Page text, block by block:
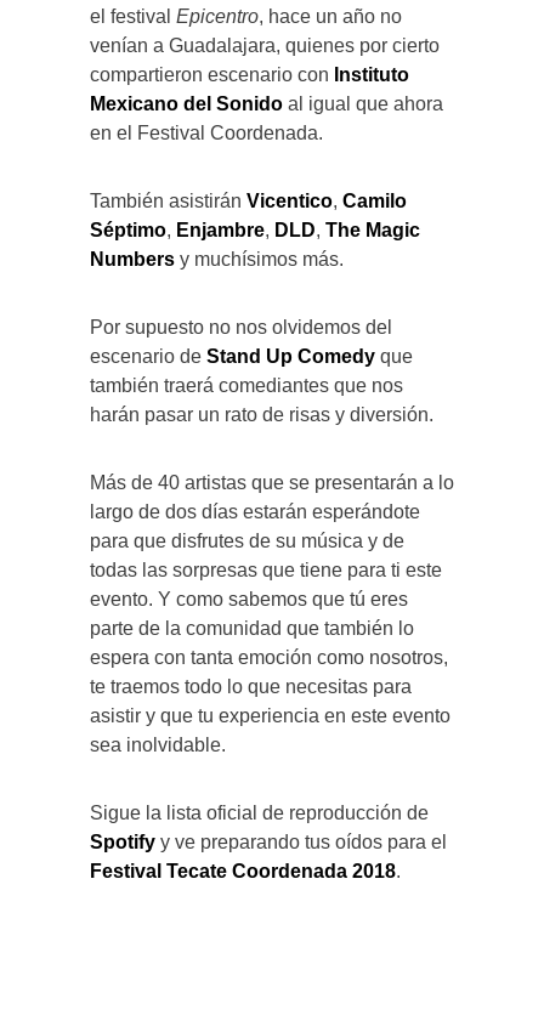
el festival Epicentro, hace un año no
venían a Guadalajara, quienes por cierto
compartieron escenario con Instituto
Mexicano del Sonido al igual que ahora
en el Festival Coordenada.
También asistirán Vicentico, Camilo
Séptimo, Enjambre, DLD, The Magic
Numbers y muchísimos más.
Por supuesto no nos olvidemos del
escenario de Stand Up Comedy que
también traerá comediantes que nos
harán pasar un rato de risas y diversión.
Más de 40 artistas que se presentarán a lo
largo de dos días estarán esperándote
para que disfrutes de su música y de
todas las sorpresas que tiene para ti este
evento. Y como sabemos que tú eres
parte de la comunidad que también lo
espera con tanta emoción como nosotros,
te traemos todo lo que necesitas para
asistir y que tu experiencia en este evento
sea inolvidable.
Sigue la lista oficial de reproducción de
Spotify y ve preparando tus oídos para el
Festival Tecate Coordenada 2018.